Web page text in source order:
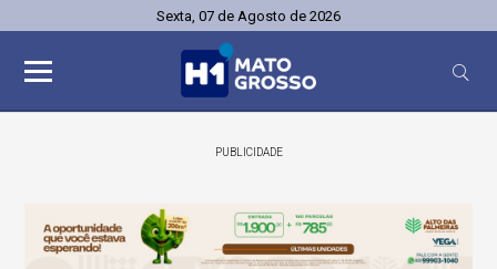
Sexta, 07 de Agosto de 2026
PUBLICIDADE